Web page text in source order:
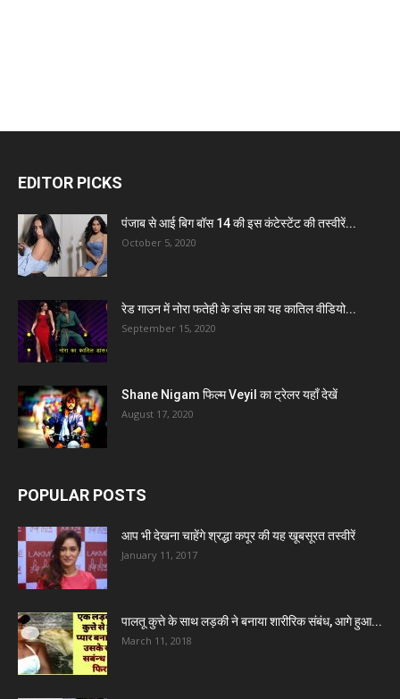
EDITOR PICKS
पंजाब से आई बिग बॉस 14 की इस कंटेस्टेंट की तस्वीरें...
October 5, 2020
रेड गाउन में नोरा फतेही के डांस का यह कातिल वीडियो...
September 15, 2020
Shane Nigam फिल्म Veyil का ट्रेलर यहाँ देखें
August 17, 2020
POPULAR POSTS
आप भी देखना चाहेंगे श्रद्धा कपूर की यह खूबसूरत तस्वीरें
January 11, 2017
पालतू कुत्ते के साथ लड़की ने बनाया शारीरिक संबंध, आगे हुआ...
March 11, 2018